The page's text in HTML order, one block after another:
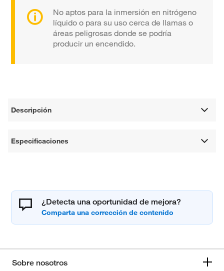
No aptos para la inmersión en nitrógeno
líquido o para su uso cerca de llamas o
áreas peligrosas donde se podría
producir un encendido.
Descripción
Especificaciones
¿Detecta una oportunidad de mejora?
Sobre nosotros